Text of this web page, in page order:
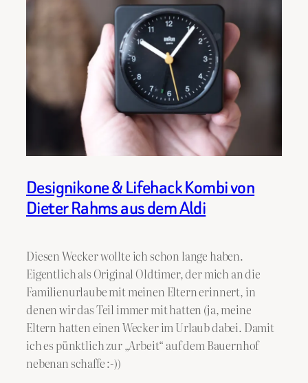
Designikone & Lifehack Kombi von
Dieter Rahms aus dem Aldi
Diesen Wecker wollte ich schon lange haben.
Eigentlich als Original Oldtimer, der mich an die
Familienurlaube mit meinen Eltern erinnert, in
denen wir das Teil immer mit hatten (ja, meine
Eltern hatten einen Wecker im Urlaub dabei. Damit
ich es pünktlich zur „Arbeit“ auf dem Bauernhof
nebenan schaffe :-))